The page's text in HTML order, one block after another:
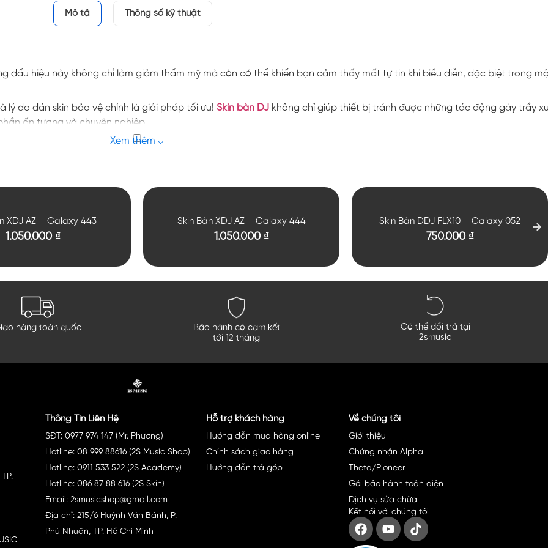
Mô tả Thông số kỹ thuật
hiệu này không chỉ làm giảm thẩm mỹ mà còn có thể khiến bạn cảm thấy mất tự tin khi biểu diễn, đặc biệt trong
do dán skin bảo vệ chính là giải pháp tối ưu! Skin bàn DJ không chỉ giúp thiết bị tránh được những tác động gây trầy
ấn tượng và chuyên nghiệp.
để có thể đạt được kết quả tối đa nhất.
các núm điều chỉnh một cách an toàn và cẩn thận.
dầu mỡ, vân tay và bụi bẩn để tạo bề mặt hoàn hảo cho việc
sẽ, skin sẽ bám dính tốt hơn và có độ hoàn thiện cao hơn.
bóng khí hoặc các nếp gấp không mong muốn trên bề mặt skin.
XDJ AZ – Galaxy 443
1.050.000 ₫
Skin Bàn XDJ AZ – Galaxy 444
1.050.000 ₫
Skin Bàn DDJ FLX10 – Galaxy 052
750.000 ₫
hàng toàn quốc
Bảo hành có cam kết
tới 12 tháng
Có thể đổi trả tại
2smusic
Thông Tin Liên Hệ
SĐT: 0977 974 147 (Mr. Phương)
Hotline: 08 999 88616 (2S Music Shop)
Hotline: 0911 533 522 (2S Academy)
Hotline: 086 87 88 616 (2S Skin)
Email: 2smusicshop@gmail.com
Địa chỉ: 215/6 Huỳnh Văn Bánh, P.
Phú Nhuận, TP. Hồ Chí Minh
Hỗ trợ khách hàng
Hướng dẫn mua hàng online
Chính sách giao hàng
Hướng dẫn trả góp
Về chúng tôi
Giới thiệu
Chứng nhận Alpha
Theta/Pioneer
Gói bảo hành toàn diện
Dịch vụ sửa chữa
Kết nối với chúng tôi